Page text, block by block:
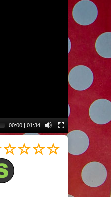
00:00 | 01:34